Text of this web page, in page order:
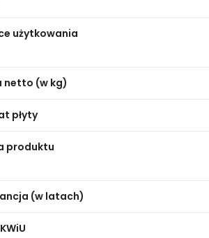
użytkowania
netto (w kg)
płyty
produktu
(w latach)